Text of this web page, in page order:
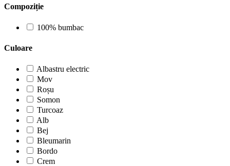
Compoziție
100% bumbac
Culoare
Albastru electric
Mov
Roșu
Somon
Turcoaz
Alb
Bej
Bleumarin
Bordo
Crem